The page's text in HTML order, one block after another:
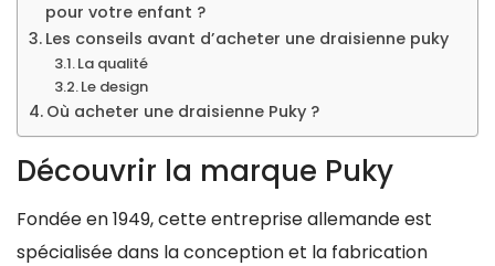
pour votre enfant ?
Les conseils avant d’acheter une draisienne puky
La qualité
Le design
Où acheter une draisienne Puky ?
Découvrir la marque Puky
Fondée en 1949, cette entreprise allemande est
spécialisée dans la conception et la fabrication